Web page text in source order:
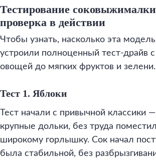
Тестирование
проверка в действии
Чтобы узнать, насколько эта
устроили полноценный тест-драйв
овощей до мягких фруктов и зелени.
Тест 1. Яблоки
Тест начали с привычной классики
крупные дольки, без труда
широкому горлышку. Сок начал
была стабильной, без